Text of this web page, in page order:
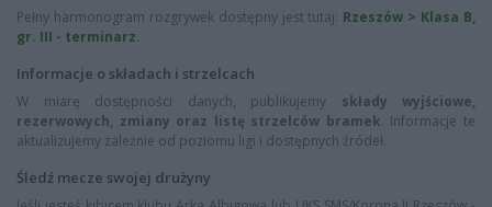
Pełny harmonogram rozgrywek dostępny jest tutaj: Rzeszów > Klasa B,
gr. III - terminarz.
Informacje o składach i strzelcach
W miarę dostępności danych, publikujemy składy wyjściowe,
rezerwowych, zmiany oraz listę strzelców bramek. Informacje te
aktualizujemy zależnie od poziomu ligi i dostępnych źródeł.
Śledź mecze swojej drużyny